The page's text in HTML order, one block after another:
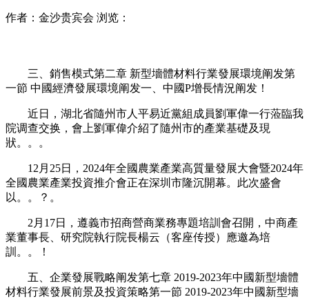
作者：金沙贵宾会 浏览：
三、銷售模式第二章 新型墻體材料行業發展環境阐发第
一節 中國經濟發展環境阐发一、中國P增長情況阐发！
近日，湖北省隨州市人平易近黨組成員劉軍偉一行蒞臨我
院调查交换，會上劉軍偉介紹了隨州市的產業基礎及現
狀。。。
12月25日，2024年全國農業產業高質量發展大會暨2024年
全國農業產業投資推介會正在深圳市隆沉開幕。此次盛會
以。。？。
2月17日，遵義市招商營商業務專題培訓會召開，中商產
業董事長、研究院執行院長楊云（客座传授）應邀為培
訓。。！
五、企業發展戰略阐发第七章 2019-2023年中國新型墻體
材料行業發展前景及投資策略第一節 2019-2023年中國新型墻